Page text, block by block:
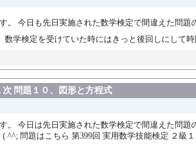
。 今日も先日実施された数学検定で間違えた問題
数学検定を受けていた時にはきっと後回しにして
問題１０、図形と方程式
。 今日は先日実施された数学検定で間違えた問
^^; 問題はこちら 第399回 実用数学技能検定 ２級